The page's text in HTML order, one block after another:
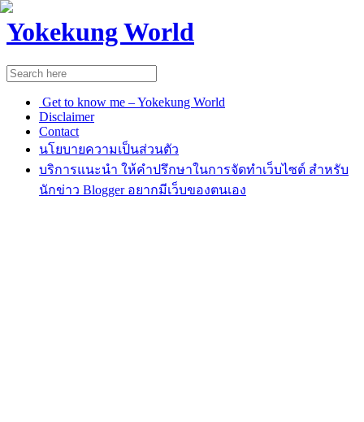
Yokekung World
Get to know me – Yokekung World
Disclaimer
Contact
นโยบายความเป็นส่วนตัว
บริการแนะนำ ให้คำปรึกษาในการจัดทำเว็บไซต์ สำหรับ
นักข่าว Blogger อยากมีเว็บของตนเอง